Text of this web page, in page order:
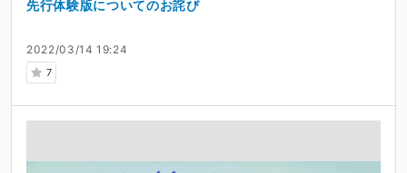
2022/03/14 19:24
7
先行体験版についてのお詫び